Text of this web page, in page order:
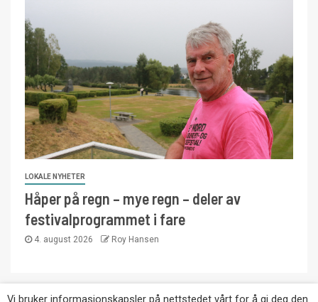
LOKALE NYHETER
Håper på regn – mye regn – deler av
festivalprogrammet i fare
4. august 2026 Roy Hansen
Vi bruker informasjonskapsler på nettstedet vårt for å gi deg den